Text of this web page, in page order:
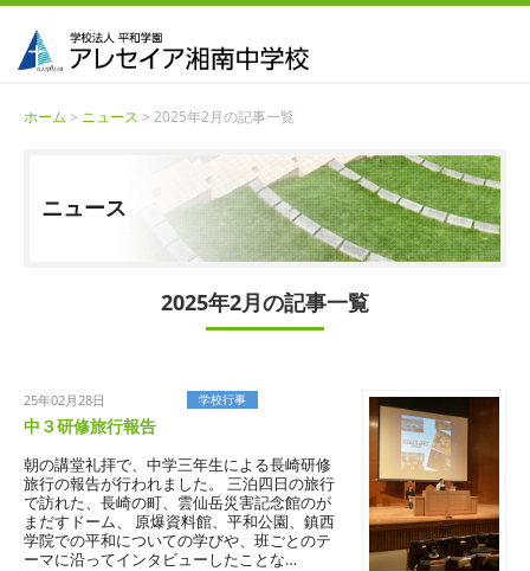
ホーム > ニュース > 2025年2月の記事一覧
ニュース
2025年2月の記事一覧
25年02月28日 学校行事
中３研修旅行報告
朝の講堂礼拝で、中学三年生による長崎研修
旅行の報告が行われました。 三泊四日の旅行
で訪れた、長崎の町、雲仙岳災害記念館のが
まだすドーム、 原爆資料館、平和公園、鎮西
学院での平和についての学びや、班ごとのテ
ーマに沿ってインタビューしたことな…